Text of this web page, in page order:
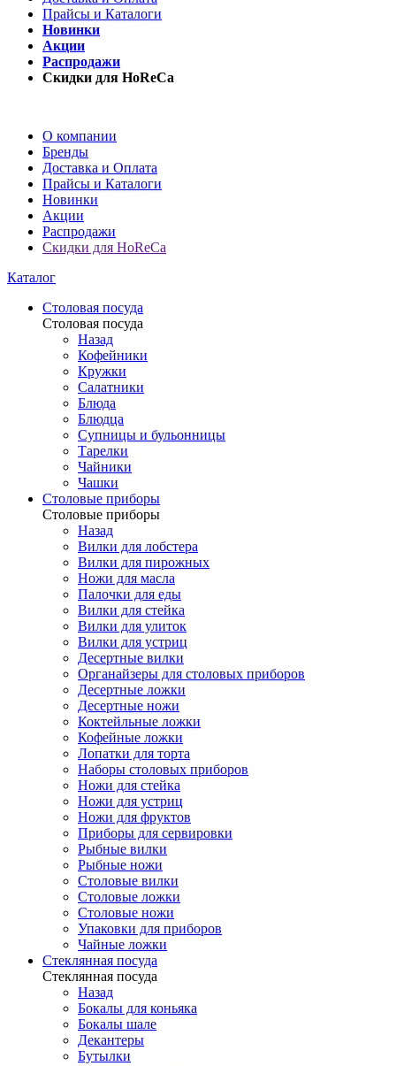
Прайсы и Каталоги
Новинки
Акции
Распродажи
Скидки для HoReCa
О компании
Бренды
Доставка и Оплата
Прайсы и Каталоги
Новинки
Акции
Распродажи
Скидки для HoReCa
Каталог
Столовая посуда
Столовая посуда
Назад
Кофейники
Кружки
Салатники
Блюда
Блюдца
Супницы и бульонницы
Тарелки
Чайники
Чашки
Cтоловые приборы
Cтоловые приборы
Назад
Вилки для лобстера
Вилки для пирожных
Ножи для масла
Палочки для еды
Вилки для стейка
Вилки для улиток
Вилки для устриц
Десертные вилки
Органайзеры для столовых приборов
Десертные ложки
Десертные ножи
Коктейльные ложки
Кофейные ложки
Лопатки для торта
Наборы столовых приборов
Ножи для стейка
Ножи для устриц
Ножи для фруктов
Приборы для сервировки
Рыбные вилки
Рыбные ножи
Столовые вилки
Столовые ложки
Столовые ножи
Упаковки для приборов
Чайные ложки
Стеклянная посуда
Стеклянная посуда
Назад
Бокалы для коньяка
Бокалы шале
Декантеры
Бутылки